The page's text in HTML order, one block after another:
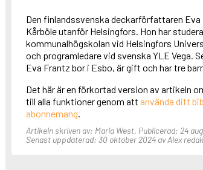
Den finlandssvenska deckarförfattaren
Kårböle utanför Helsingfors. Hon har
kommunalhögskolan vid Helsingfors
och programledare vid svenska YLE Vega.
Eva Frantz bor i Esbo, är gift och har tre
Det här är en förkortad version av artikeln
till alla funktioner genom att använda ditt
abonnemang.
Artikeln skriven av: Maria West. Publicerad: 24
Senast uppdaterad: 30 oktober 2024 av Alex